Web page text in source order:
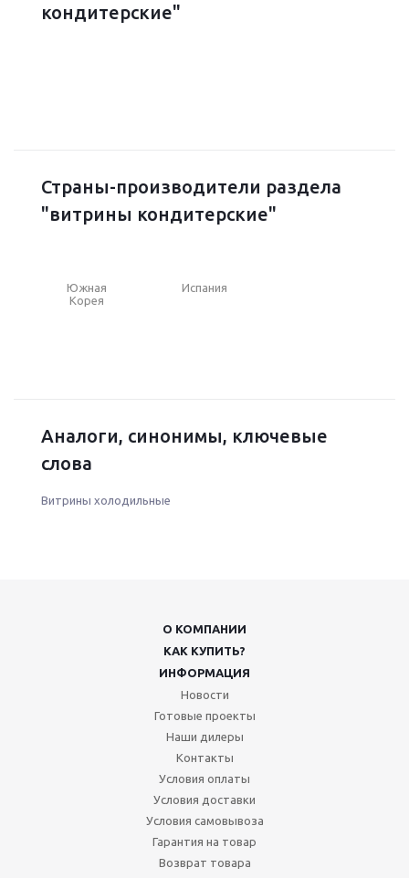
кондитерские"
Страны-производители раздела
"витрины кондитерские"
Южная
Корея
Испания
Аналоги, синонимы, ключевые
слова
Витрины холодильные
О КОМПАНИИ
КАК КУПИТЬ?
ИНФОРМАЦИЯ
Новости
Готовые проекты
Наши дилеры
Контакты
Условия оплаты
Условия доставки
Условия самовывоза
Гарантия на товар
Возврат товара